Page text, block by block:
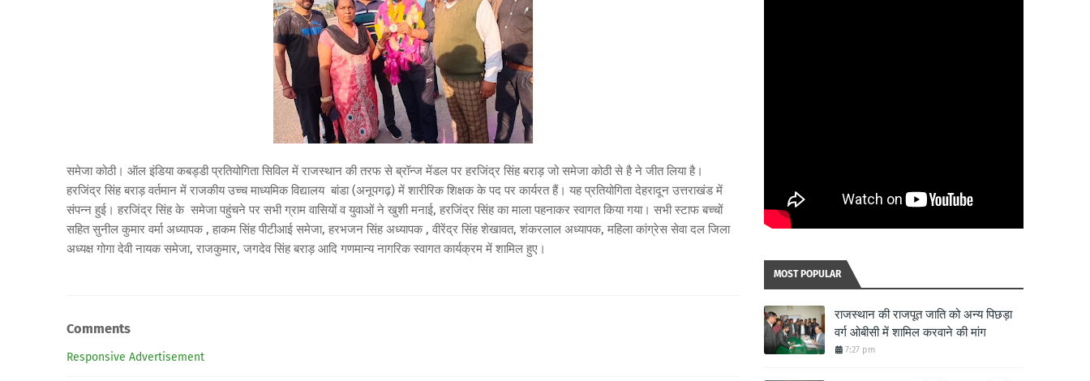
समेजा कोठी। ऑल इंडिया कबड्डी प्रतियोगिता सिविल में राजस्थान की तरफ से ब्रॉन्ज मेंडल पर हरजिंद्र सिंह बराड़ जो समेजा कोठी से है ने जीत लिया है।
हरजिंद्र सिंह बराड़ वर्तमान में राजकीय उच्च माध्यमिक विद्यालय बांडा (अनूपगढ़) में शारीरिक शिक्षक के पद पर कार्यरत हैं। यह प्रतियोगिता देहरादून उत्तराखंड में
संपन्न हुई। हरजिंद्र सिंह के समेजा पहुंचने पर सभी ग्राम वासियों व युवाओं ने खुशी मनाई, हरजिंद्र सिंह का माला पहनाकर स्वागत किया गया। सभी स्टाफ बच्चों
सहित सुनील कुमार वर्मा अध्यापक , हाकम सिंह पीटीआई समेजा, हरभजन सिंह अध्यापक , वीरेंद्र सिंह शेखावत, शंकरलाल अध्यापक, महिला कांग्रेस सेवा दल जिला
अध्यक्ष गोगा देवी नायक समेजा, राजकुमार, जगदेव सिंह बराड़ आदि गणमान्य नागरिक स्वागत कार्यक्रम में शामिल हुए।
Comments
Responsive Advertisement
MOST POPULAR
राजस्थान की राजपूत जाति को अन्य पिछड़ा
वर्ग ओबीसी में शामिल करवाने की मांग
7:27 pm